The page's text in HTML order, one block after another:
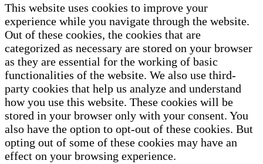
This website uses cookies to improve your
experience while you navigate through the website.
Out of these cookies, the cookies that are
categorized as necessary are stored on your browser
as they are essential for the working of basic
functionalities of the website. We also use third-
party cookies that help us analyze and understand
how you use this website. These cookies will be
stored in your browser only with your consent. You
also have the option to opt-out of these cookies. But
opting out of some of these cookies may have an
effect on your browsing experience.